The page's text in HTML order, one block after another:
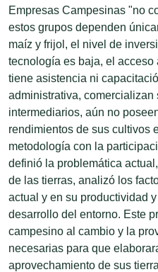
Empresas Campesinas "no
estos grupos dependen
maíz y frijol, el nivel de
tecnología es baja, el
tiene asistencia ni
administrativa, comercializan
intermediarios, aún no
rendimientos de sus cultivos
metodología con la
definió la problemática
de las tierras, analizó los
actual y en su productividad
desarrollo del entorno. Este
campesino al cambio y la
necesarias para que
aprovechamiento de sus